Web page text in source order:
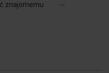
znajomemu